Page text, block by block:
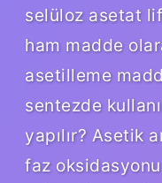
selüloz asetat
ham madde
asetilleme
sentezde
yapılır? Asetik
faz